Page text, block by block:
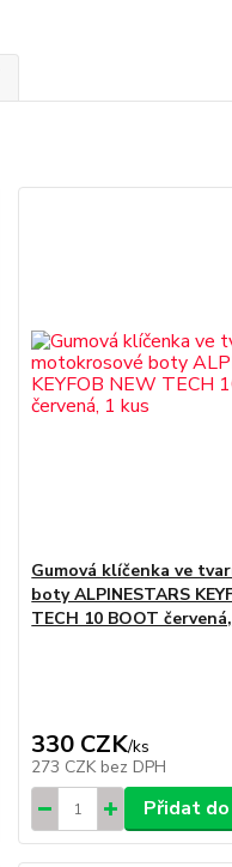
Gumová klíčenka ve
boty ALPINESTARS
TECH 10 BOOT
330 CZK/ks
273 CZK bez DPH
Přidat